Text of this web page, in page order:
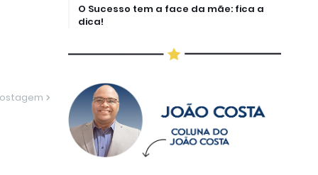
O Sucesso tem a face da mãe: fica a
dica!